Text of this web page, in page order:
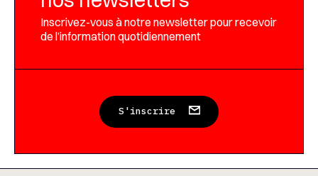
Inscrivez-vous à notre newsletter pour recevoir
de l’information quotidiennement
S'inscrire